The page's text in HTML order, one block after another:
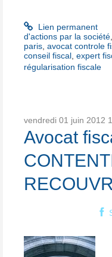
Lien permanent
d'actions par la société
paris avocat controle
conseil fiscal expert
régularisation fiscale
vendredi 01 juin 2012
Avocat